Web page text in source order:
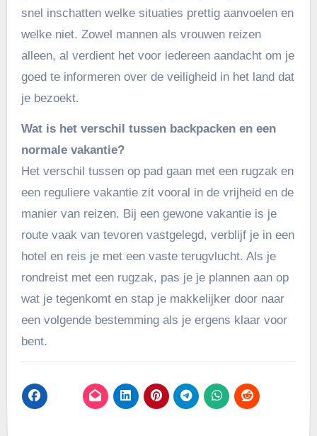
snel inschatten welke situaties prettig aanvoelen en
welke niet. Zowel mannen als vrouwen reizen
alleen, al verdient het voor iedereen aandacht om je
goed te informeren over de veiligheid in het land dat
je bezoekt.
Wat is het verschil tussen backpacken en een
normale vakantie?
Het verschil tussen op pad gaan met een rugzak en
een reguliere vakantie zit vooral in de vrijheid en de
manier van reizen. Bij een gewone vakantie is je
route vaak van tevoren vastgelegd, verblijf je in een
hotel en reis je met een vaste terugvlucht. Als je
rondreist met een rugzak, pas je je plannen aan op
wat je tegenkomt en stap je makkelijker door naar
een volgende bestemming als je ergens klaar voor
bent.